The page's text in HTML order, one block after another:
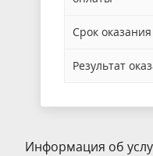
Cрок оказания
Результат
Информация об